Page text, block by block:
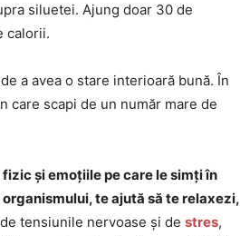
siluetei. Ajung doar 30 de
calorii.
a avea o stare interioară bună. În
care scapi de un număr mare de
și emoțiile pe care le simți în
te ajută să te relaxezi,
tensiunile nervoase și de stres,